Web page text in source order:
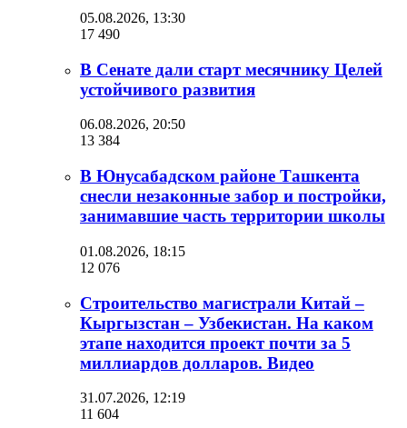
05.08.2026, 13:30
17 490
В Сенате дали старт месячнику Целей
устойчивого развития
06.08.2026, 20:50
13 384
В Юнусабадском районе Ташкента
снесли незаконные забор и постройки,
занимавшие часть территории школы
01.08.2026, 18:15
12 076
Строительство магистрали Китай –
Кыргызстан – Узбекистан. На каком
этапе находится проект почти за 5
миллиардов долларов. Видео
31.07.2026, 12:19
11 604